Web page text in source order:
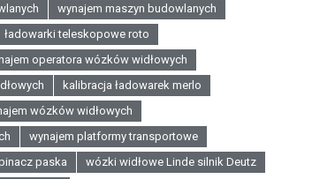
wynajem maszyn budowlanych
ładowarki teleskopowe roto
operatora wózków widłowych
kalibracja ładowarek merlo
wózków widłowych
wynajem platformy transportowe
paska
wózki widłowe Linde silnik Deutz